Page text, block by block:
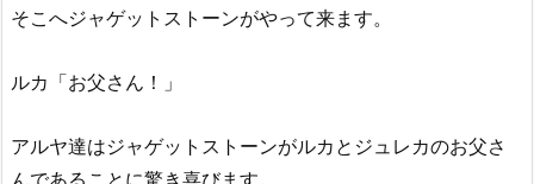
そこへジャゲットストーンがやって来ます。
ルカ「お父さん！」
アルヤ達はジャゲットストーンがルカとジュレカのお父さ
んであることに驚き喜びます。